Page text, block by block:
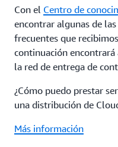
Con el Centro de
encontrar algunas de
frecuentes que
continuación encontrará
la red de entrega de
¿Cómo puedo prestar
una distribución de
Más información